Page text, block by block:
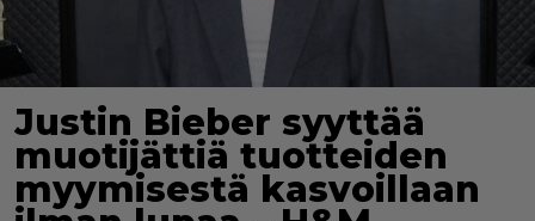
Justin Bieber syyttää
muotijättiä tuotteiden
myymisestä kasvoillaan